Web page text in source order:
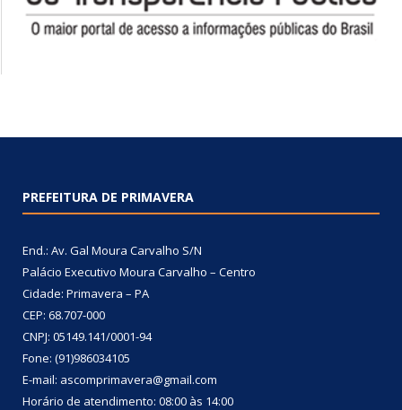
PREFEITURA DE PRIMAVERA
End.: Av. Gal Moura Carvalho S/N
Palácio Executivo Moura Carvalho – Centro
Cidade: Primavera – PA
CEP: 68.707-000
CNPJ: 05149.141/0001-94
Fone: (91)986034105
E-mail: ascomprimavera@gmail.com
Horário de atendimento: 08:00 às 14:00